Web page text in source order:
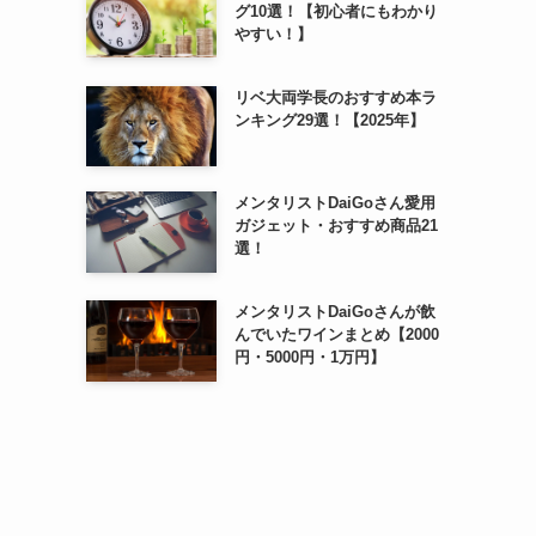
グ10選！【初心者にもわかり
やすい！】
リベ大両学長のおすすめ本ラ
ンキング29選！【2025年】
メンタリストDaiGoさん愛用
ガジェット・おすすめ商品21
選！
メンタリストDaiGoさんが飲
んでいたワインまとめ【2000
円・5000円・1万円】